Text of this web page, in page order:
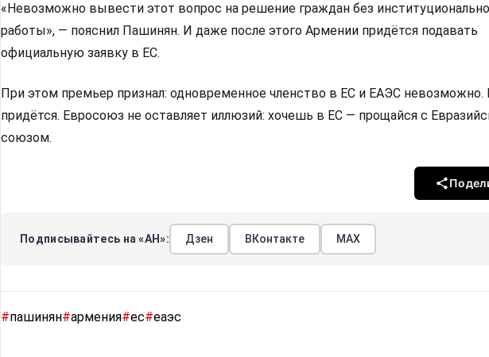
«Невозможно вывести этот вопрос на решение граждан без
работы», — пояснил Пашинян. И даже после этого Армении придётся подавать
официальную заявку в ЕС.
При этом премьер признал: одновременное членство в ЕС и ЕАЭС невозможно.
придётся. Евросоюз не оставляет иллюзий: хочешь в ЕС — прощайся с
союзом.
Подписывайтесь на «АН»: Дзен ВКонтакте МАХ
#пашинян#армения#ес#еаэс